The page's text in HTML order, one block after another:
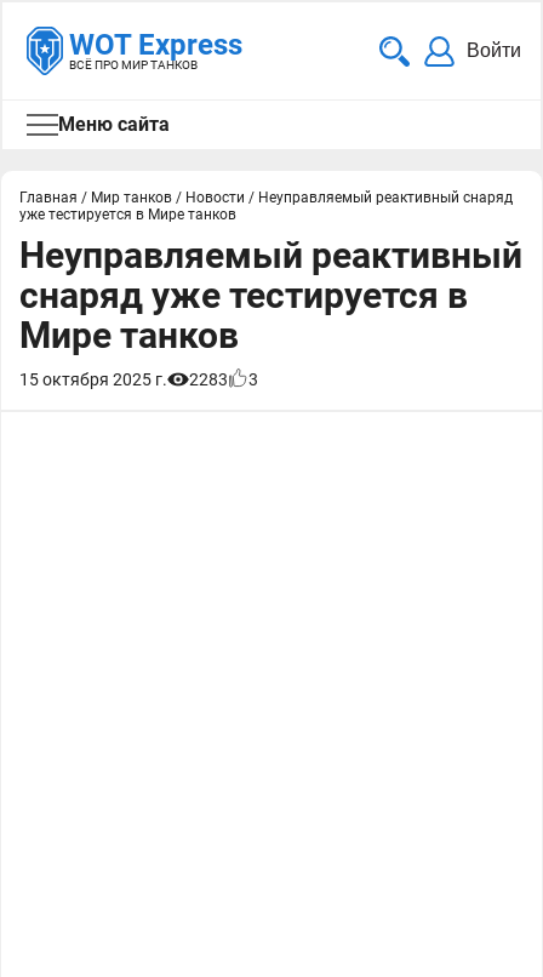
WOT Express
ВСЁ ПРО МИР ТАНКОВ
Войти
Меню сайта
Главная / Мир танков / Новости / Неуправляемый реактивный снаряд
уже тестируется в Мире танков
Неуправляемый реактивный
снаряд уже тестируется в
Мире танков
15 октября 2025 г. 2283 3